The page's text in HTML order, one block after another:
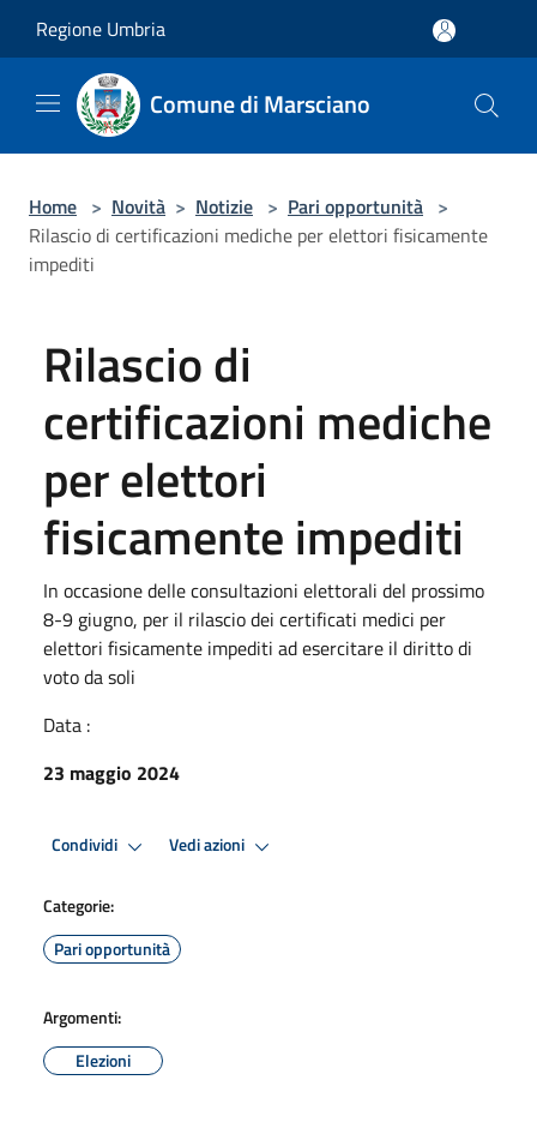
Regione Umbria
Comune di Marsciano
Home > Novità > Notizie > Pari opportunità >
Rilascio di certificazioni mediche per elettori fisicamente
impediti
Rilascio di
certificazioni mediche
per elettori
fisicamente impediti
In occasione delle consultazioni elettorali del prossimo
8-9 giugno, per il rilascio dei certificati medici per
elettori fisicamente impediti ad esercitare il diritto di
voto da soli
Data :
23 maggio 2024
Condividi Vedi azioni
Categorie:
Pari opportunità
Argomenti:
Elezioni